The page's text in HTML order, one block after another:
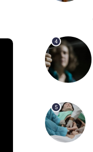
4
5